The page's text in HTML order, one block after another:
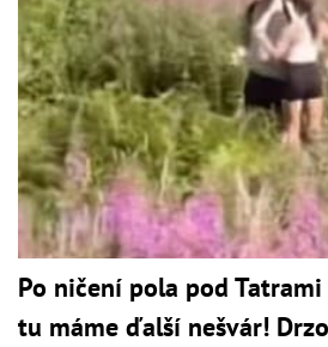
Po ničení pola pod
tu máme ďalší nešvár!